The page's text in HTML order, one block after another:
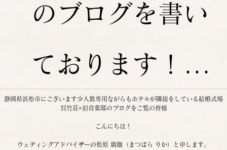
静岡県浜松市にございます少人数専用ながらもホテルが隣接をしている結婚式場
呉竹荘×旧青葉邸のブログをご覧の皆様
こんにちは！
ウェディングアドバイザーの松原 璃伽（まつばら りか）と申します。
のブログを書い
ております！...